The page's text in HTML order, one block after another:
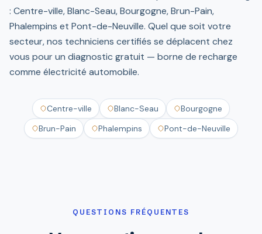
: Centre-ville, Blanc-Seau, Bourgogne, Brun-Pain,
Phalempins et Pont-de-Neuville. Quel que soit votre
secteur, nos techniciens certifiés se déplacent chez
vous pour un diagnostic gratuit — borne de recharge
comme électricité automobile.
Centre-ville Blanc-Seau
Bourgogne
Brun-Pain
Phalempins Pont-de-Neuville
QUESTIONS FRÉQUENTES